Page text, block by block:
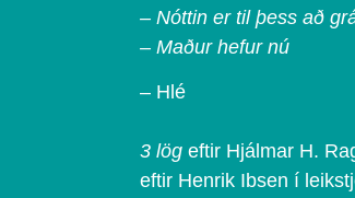
– Nóttin er til þess að
– Maður hefur nú
– Hlé
3 lög eftir Hjálmar H.
eftir Henrik Ibsen í